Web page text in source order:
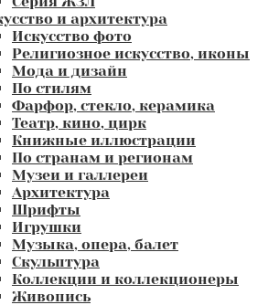
и архитектура
Искусство фото
Религиозное искусство, иконы
Мода и дизайн
По стилям
Фарфор, стекло, керамика
Театр, кино, цирк
Книжные иллюстрации
По странам и регионам
Музеи и галлереи
Архитектура
Шрифты
Игрушки
Музыка, опера, балет
Скульптура
Коллекции и коллекционеры
Живопись